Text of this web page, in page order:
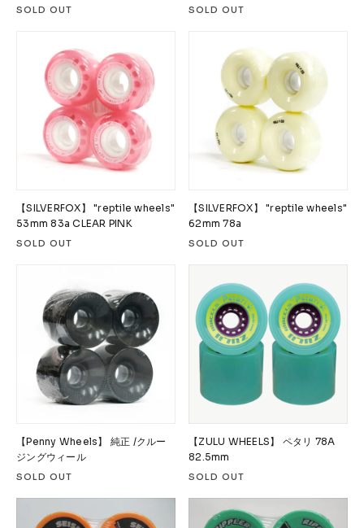
SOLD OUT SOLD OUT
【SILVERFOX】 "reptile wheels"
53mm 83a CLEAR PINK
SOLD OUT
【SILVERFOX】 "reptile wheels"
62mm 78a
SOLD OUT
【Penny Wheels】 純正 /クルー
ジングウィール
SOLD OUT
【ZULU WHEELS】 ペタリ 78A
82.5mm
SOLD OUT